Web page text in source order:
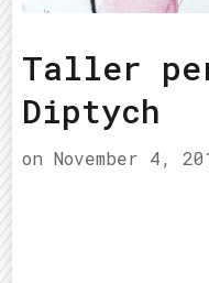
Taller
Diptych
on November 4,